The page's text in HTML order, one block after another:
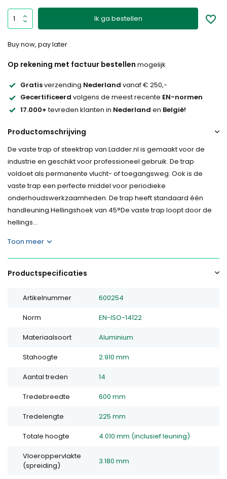
Ik ga bestellen
Buy now, pay later
Op rekening met factuur bestellen mogelijk
Gratisverzending Nederland vanaf € 250,-
Gecertificeerd volgens de meest recente EN-normen
17.000+tevreden klanten in Nederland en België!
Productomschrijving
De vaste trap of steektrap van Ladder.nl is gemaakt voor de
industrie en geschikt voor professioneel gebruik. De trap
voldoet als permanente vlucht- of toegangsweg. Ook is de
vaste trap een perfecte middel voor periodieke
onderhoudswerkzaamheden. De trap heeft standaard één
handleuning.Hellingshoek van 45°De vaste trap loopt door de
hellings...
Toon meer
Productspecificaties
Artikelnummer 600254
Norm EN-ISO-14122
Materiaalsoort Aluminium
Stahoogte 2.910 mm
Aantal treden 14
Tredebreedte 600 mm
Tredelengte 225 mm
Totale hoogte 4.010 mm (inclusief leuning)
Vloeroppervlakte
(spreiding)
3.180 mm